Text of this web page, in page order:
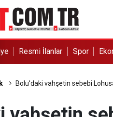
Resmi İlanlar Spor
Bolu'daki vahşetin sebebi